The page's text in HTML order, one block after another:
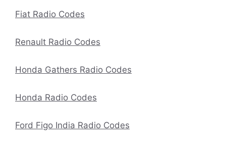
Fiat Radio Codes
Renault Radio Codes
Honda Gathers Radio Codes
Honda Radio Codes
Ford Figo India Radio Codes